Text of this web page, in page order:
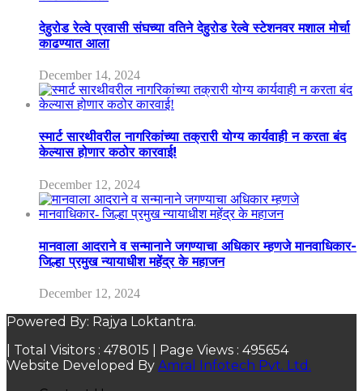
देहुरोड रेल्वे प्रवासी संघच्या वतिने देहुरोड रेल्वे स्टेशनवर मशाल मोर्चा
काढण्यात आला
December 14, 2024
स्मार्ट सारथीवरील नागरिकांच्या तक्रारी योग्य कार्यवाही न करता बंद
केल्यास होणार कठोर कारवाई!
December 12, 2024
मानवाला आदराने व सन्मानाने जगण्याचा अधिकार म्हणजे मानवाधिकार-
जिल्हा प्रमुख न्यायाधीश महेंद्र के महाजन
December 12, 2024
Powered By: Rajya Loktantra.
| Total Visitors : 478015 | Page Views : 495654
Website Developed By Amral Infotech Pvt. Ltd.